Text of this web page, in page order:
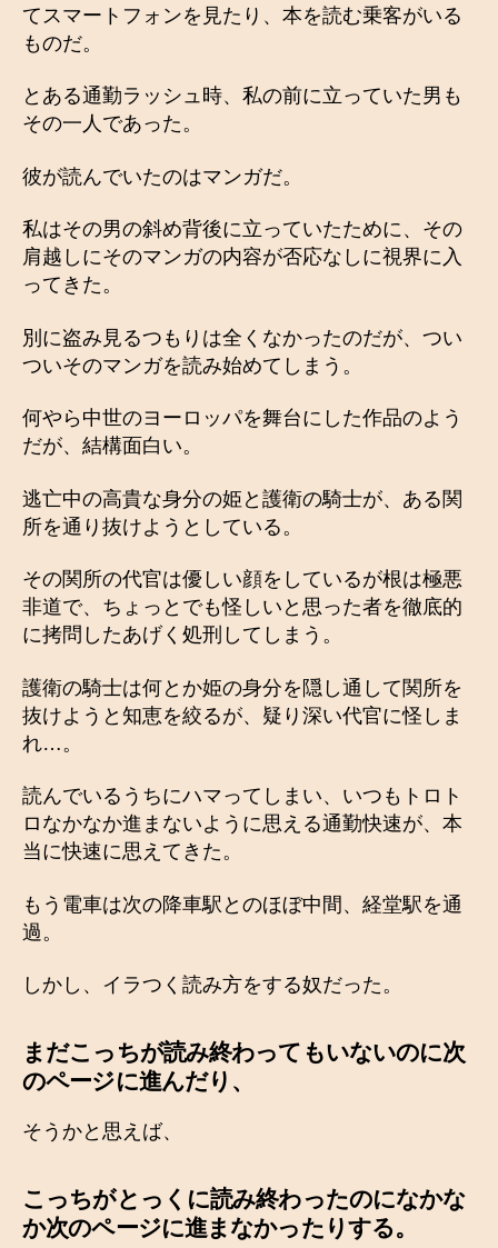
てスマートフォンを見たり、本を読む乗客がいる
ものだ。
とある通勤ラッシュ時、私の前に立っていた男も
その一人であった。
彼が読んでいたのはマンガだ。
私はその男の斜め背後に立っていたために、その
肩越しにそのマンガの内容が否応なしに視界に入
ってきた。
別に盗み見るつもりは全くなかったのだが、つい
ついそのマンガを読み始めてしまう。
何やら中世のヨーロッパを舞台にした作品のよう
だが、結構面白い。
逃亡中の高貴な身分の姫と護衛の騎士が、ある関
所を通り抜けようとしている。
その関所の代官は優しい顔をしているが根は極悪
非道で、ちょっとでも怪しいと思った者を徹底的
に拷問したあげく処刑してしまう。
護衛の騎士は何とか姫の身分を隠し通して関所を
抜けようと知恵を絞るが、疑り深い代官に怪しま
れ…。
読んでいるうちにハマってしまい、いつもトロト
ロなかなか進まないように思える通勤快速が、本
当に快速に思えてきた。
もう電車は次の降車駅とのほぼ中間、経堂駅を通
過。
しかし、イラつく読み方をする奴だった。
まだこっちが読み終わってもいないのに次
のページに進んだり、
そうかと思えば、
こっちがとっくに読み終わったのになかな
か次のページに進まなかったりする。